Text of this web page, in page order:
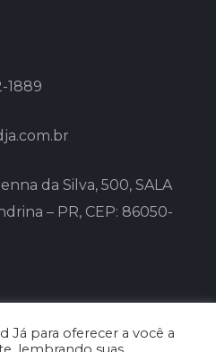
1889
da Silva, 500, SALA
– PR, CEP: 86050-
Já para oferecer a você a